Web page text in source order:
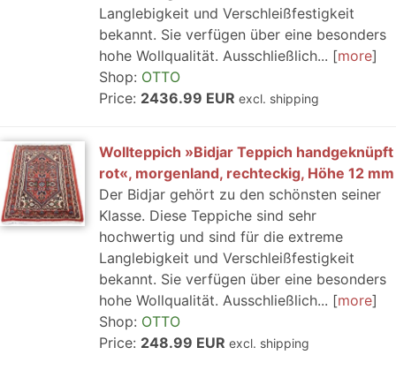
Langlebigkeit und Verschleißfestigkeit
bekannt. Sie verfügen über eine besonders
hohe Wollqualität. Ausschließlich...
more
Shop: OTTO
Price: 2436.99 EUR excl. shipping
Wollteppich »Bidjar Teppich handgeknüpft
rot«, morgenland, rechteckig, Höhe 12 mm
Der Bidjar gehört zu den schönsten seiner
Klasse. Diese Teppiche sind sehr
hochwertig und sind für die extreme
Langlebigkeit und Verschleißfestigkeit
bekannt. Sie verfügen über eine besonders
hohe Wollqualität. Ausschließlich...
more
Shop: OTTO
Price: 248.99 EUR excl. shipping